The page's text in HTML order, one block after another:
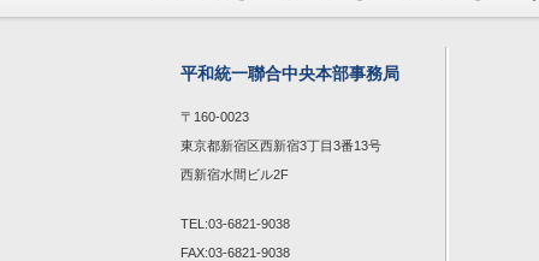
平和統一聯合中央本部事務局
〒160-0023
東京都新宿区西新宿3丁目3番13号
西新宿水間ビル2F
TEL:03-6821-9038
FAX:03-6821-9038